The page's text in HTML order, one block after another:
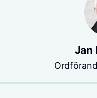
Jan